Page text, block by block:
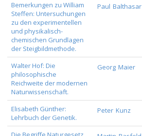
Bemerkungen zu William
Steffen: Untersuchungen
zu den experimentellen
und physikalisch-
chemischen Grundlagen
der Steigbildmethode.
Paul Balthasar
Walter Hof: Die
philosophische
Reichweite der modernen
Naturwissenschaft.
Georg Maier
Elisabeth Günther:
Lehrbuch der Genetik.
Peter Kunz